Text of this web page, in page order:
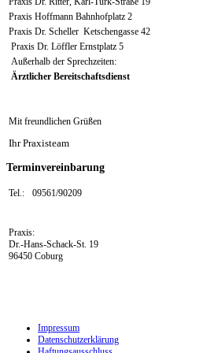
Praxis Hoffmann Bahnhofplatz 2
Praxis Dr. Scheller Ketschengasse 42
Praxis Dr. Löffler Ernstplatz 5
Außerhalb der Sprechzeiten:
Ärztlicher Bereitschaftsdienst
Mit freundlichen Grüßen
Ihr Praxisteam
Terminvereinbarung
Tel.: 09561/90209
Praxis:
Dr.-Hans-Schack-St. 19
96450 Coburg
Impressum
Datenschutzerklärung